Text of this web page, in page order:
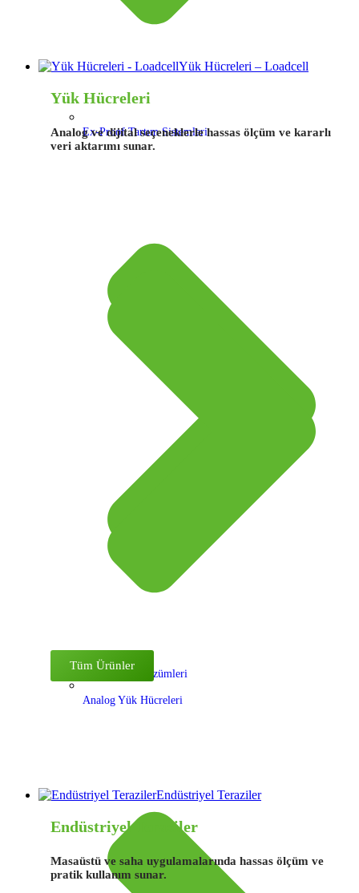
Ex-Proof Tartım Sistemleri
Özel Tartım Çözümleri
Yük Hücreleri – Loadcell
Yük Hücreleri
Analog ve dijital seçeneklerle hassas ölçüm ve kararlı
veri aktarımı sunar.
Analog Yük Hücreleri
Tüm Ürünler
Endüstriyel Teraziler
Endüstriyel Teraziler
Masaüstü ve saha uygulamalarında hassas ölçüm ve
pratik kullanım sunar.